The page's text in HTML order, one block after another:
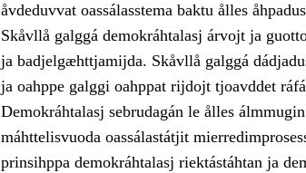
åvdeduvvat oassálasstema baktu ålles
Skåvllå galggá demokráhtalasj árvojt ja
ja badjelgæhttjamijda. Skåvllå galggá
ja oahppe galggi oahppat rijdojt tjoavddet
Demokráhtalasj sebrudagán le ålles
máhttelisvuoda oassálastátjit
prinsihppa demokráhtalasj riektástáhtan ja